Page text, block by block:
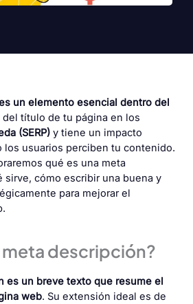
un elemento esencial dentro del
del título de tu página en los
(SERP) y tiene un impacto
los usuarios perciben tu contenido.
qué es una meta
sirve, cómo escribir una buena y
para mejorar el
meta descripción?
es un breve texto que resume el
web. Su extensión ideal es de